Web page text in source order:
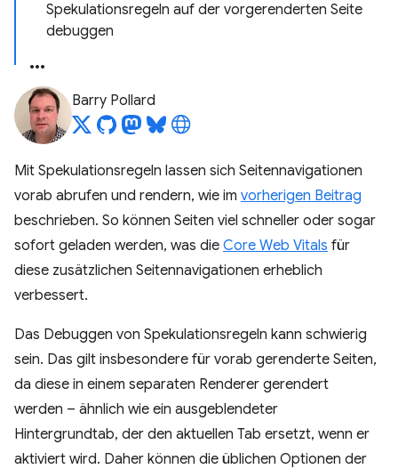
Spekulationsregeln auf der vorgerenderten Seite
debuggen
Barry Pollard
Mit Spekulationsregeln lassen sich Seitennavigationen
vorab abrufen und rendern, wie im vorherigen Beitrag
beschrieben. So können Seiten viel schneller oder sogar
sofort geladen werden, was die Core Web Vitals für
diese zusätzlichen Seitennavigationen erheblich
verbessert.
Das Debuggen von Spekulationsregeln kann schwierig
sein. Das gilt insbesondere für vorab gerenderte Seiten,
da diese in einem separaten Renderer gerendert
werden – ähnlich wie ein ausgeblendeter
Hintergrundtab, der den aktuellen Tab ersetzt, wenn er
aktiviert wird. Daher können die üblichen Optionen der